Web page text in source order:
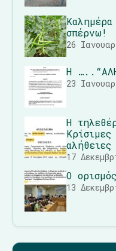
σπέρνω!
26
Η
23
Η
αλήθειες
17
Ο
13